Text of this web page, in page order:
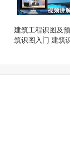
建筑工程识图及
筑识图入门 建筑